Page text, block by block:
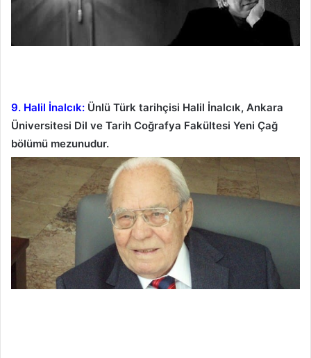
9. Halil İnalcık: Ünlü Türk tarihçisi Halil İnalcık, Ankara
Üniversitesi Dil ve Tarih Coğrafya Fakültesi Yeni Çağ
bölümü mezunudur.